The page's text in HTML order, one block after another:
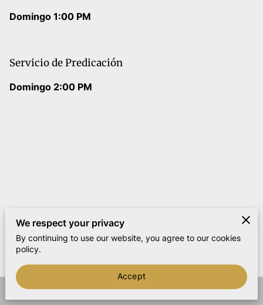
Domingo 1:00 PM
Servicio de Predicación
Domingo 2:00 PM
We respect your privacy
By continuing to use our website, you agree to our cookies
policy.
Accept